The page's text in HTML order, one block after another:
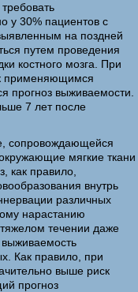
у 30% пациентов с
на поздней
путем проведения
костного мозга. При
применяющимся
прогноз выживаемости.
7 лет после
сопровождающейся
мягкие ткани
как правило,
внутрь
различных
нарастанию
течении даже
Как правило, при
выше риск
прогноз